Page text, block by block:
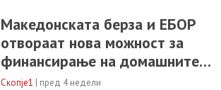
потпишаниот Меморандум за соработка, а
ќе се имплементира од PWC Северна
Македонија и PWC Хрватска. Во рамки на
проектот, најмногу десет компании ќе
Македонската берза и ЕБОР
отвораат нова можност за
финансирање на домашните
компании: 10 компании ќе се
Скопје1 | пред 4 недели